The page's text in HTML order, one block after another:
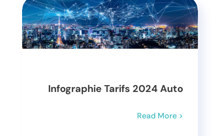
Infographie Tarifs 2024 Auto
Read More >